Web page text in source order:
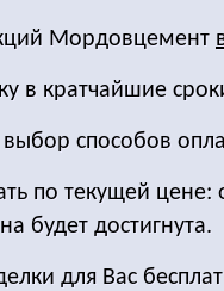
Мордовцемент
в кратчайшие
способов
по текущей цене:
будет достигнута.
для Вас